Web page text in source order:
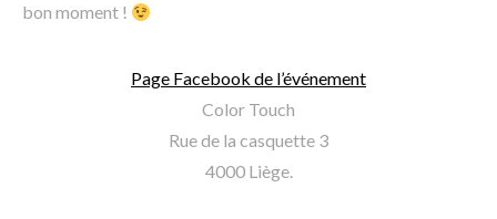
bon moment !
Page Facebook de l’événement
Color Touch
Rue de la casquette 3
4000 Liège.